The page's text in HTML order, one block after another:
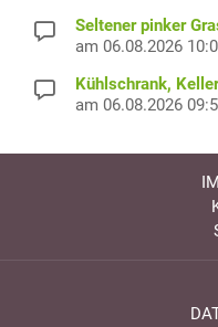
Seltener pinker
am 06.08.2026
Kühlschrank,
am 06.08.2026